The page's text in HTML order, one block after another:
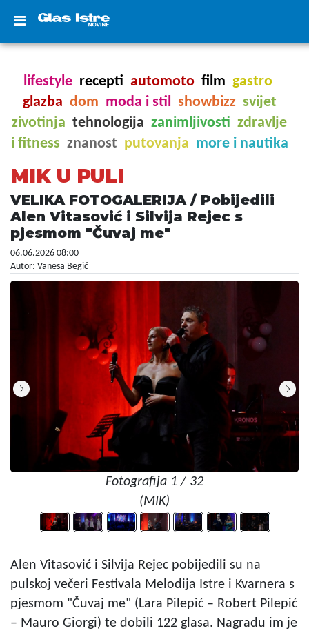
lifestyle recepti automoto film gastro
glazba dom moda i stil showbizz svijet
zivotinja tehnologija zanimljivosti zdravlje
i fitness znanost putovanja more i nautika
MIK U PULI
VELIKA FOTOGALERIJA / Pobijedili
Alen Vitasović i Silvija Rejec s
pjesmom "Čuvaj me"
06.06.2026 08:00
Autor: Vanesa Begić
Fotografija 1 / 32
(MIK)
Alen Vitasović i Silvija Rejec pobijedili su na
pulskoj večeri Festivala Melodija Istre i Kvarnera s
pjesmom "Čuvaj me" (Lara Pilepić – Robert Pilepić
– Mauro Giorgi) te dobili 122 glasa. Nagradu im je